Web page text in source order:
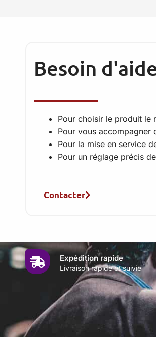
Besoin
Pour choisir le produit le
Pour vous accompagner
Pour la mise en service
Pour un réglage précis
Contacter
Expédition rapide
Livraison rapide et suivie